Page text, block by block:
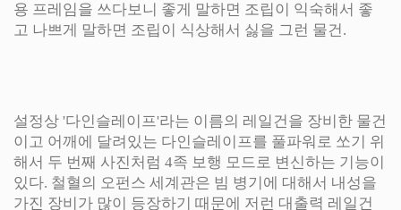
용 프레임을 쓰다보니 좋게 말하면 조립이 익숙해서 좋
고 나쁘게 말하면 조립이 식상해서 싫을 그런 물건.
설정상 '다인슬레이프'라는 이름의 레일건을 장비한 물건
이고 어깨에 달려있는 다인슬레이프를 풀파워로 쏘기 위
해서 두 번째 사진처럼 4족 보행 모드로 변신하는 기능이
있다. 철혈의 오펀스 세계관은 빔 병기에 대해서 내성을
가진 장비가 많이 등장하기 때문에 저런 대출력 레일건